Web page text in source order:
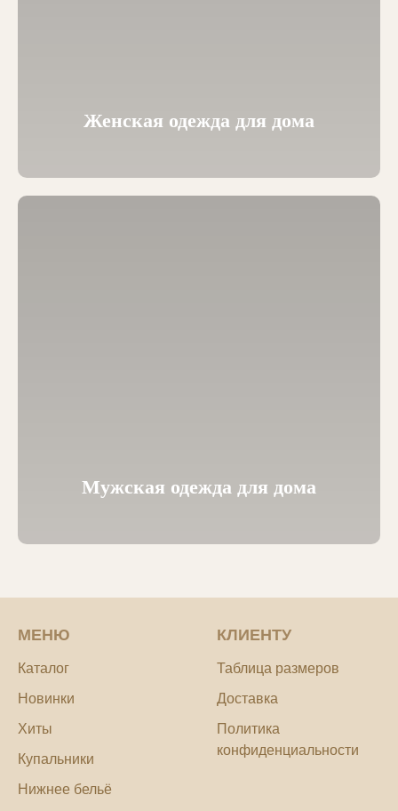
Женская одежда для дома
Мужская одежда для дома
МЕНЮ
Каталог
Новинки
Хиты
Купальники
Нижнее бельё
КЛИЕНТУ
Таблица размеров
Доставка
Политика
конфиденциальности